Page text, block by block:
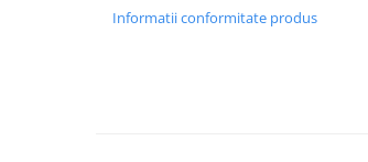
Fuste de valuriInformatii conformitate produs